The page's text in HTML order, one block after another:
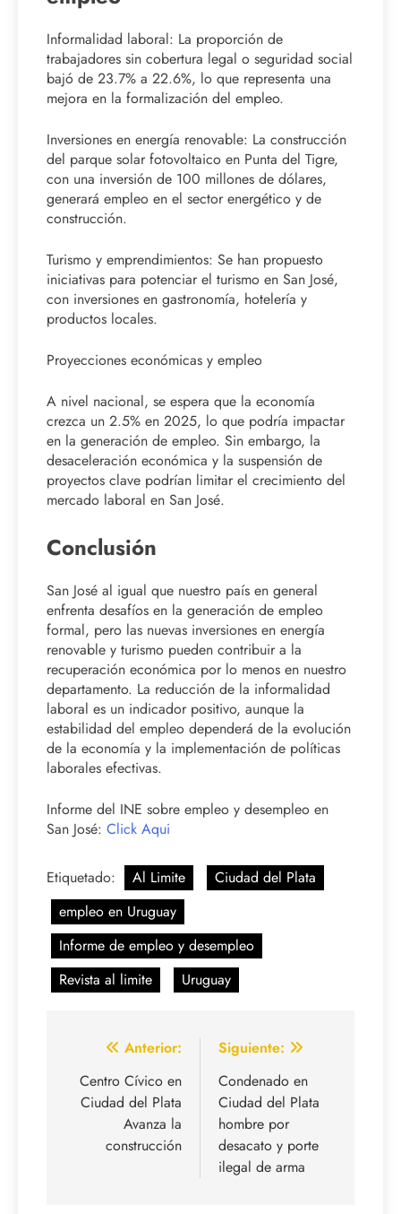
Informalidad laboral: La proporción de
trabajadores sin cobertura legal o seguridad social
bajó de 23.7% a 22.6%, lo que representa una
mejora en la formalización del empleo.
Inversiones en energía renovable: La construcción
del parque solar fotovoltaico en Punta del Tigre,
con una inversión de 100 millones de dólares,
generará empleo en el sector energético y de
construcción.
Turismo y emprendimientos: Se han propuesto
iniciativas para potenciar el turismo en San José,
con inversiones en gastronomía, hotelería y
productos locales.
Proyecciones económicas y empleo
A nivel nacional, se espera que la economía
crezca un 2.5% en 2025, lo que podría impactar
en la generación de empleo. Sin embargo, la
desaceleración económica y la suspensión de
proyectos clave podrían limitar el crecimiento del
mercado laboral en San José.
Conclusión
San José al igual que nuestro país en general
enfrenta desafíos en la generación de empleo
formal, pero las nuevas inversiones en energía
renovable y turismo pueden contribuir a la
recuperación económica por lo menos en nuestro
departamento. La reducción de la informalidad
laboral es un indicador positivo, aunque la
estabilidad del empleo dependerá de la evolución
de la economía y la implementación de políticas
laborales efectivas.
Informe del INE sobre empleo y desempleo en
San José: Click Aqui
Etiquetado: Al Limite
Ciudad del Plata
empleo en Uruguay
Informe de empleo y desempleo
Revista al limite
Uruguay
Navegación
de
entradas
Anterior:
Centro Cívico en
Ciudad del Plata
Avanza la
construcción
Siguiente:
Condenado en
Ciudad del Plata
hombre por
desacato y porte
ilegal de arma